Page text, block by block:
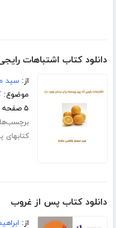
دانلود کتاب اشتباهات
از:سید
موضوع:
۵ صفحه
کتابهای
دانلود کتاب پس از غروب
از: